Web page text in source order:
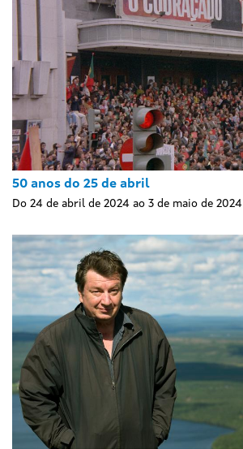
50 anos do 25 de abril
Do 24 de abril de 2024 ao 3 de maio de 2024